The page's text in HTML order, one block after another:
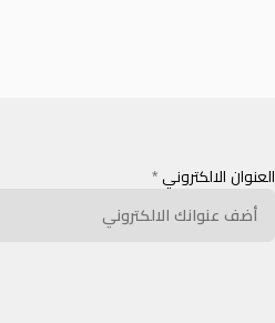
العنوان الالكتروني *